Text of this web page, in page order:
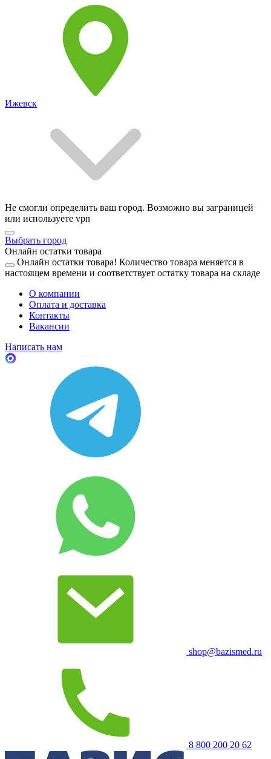
Ижевск
Не смогли определить ваш город. Возможно вы заграницей
или используете vpn
Выбрать город
Онлайн остатки товара
Онлайн остатки товара! Количество товара меняется в
настоящем времени и соответствует остатку товара на складе
О компании
Оплата и доставка
Контакты
Вакансии
Написать нам
shop@bazismed.ru
8 800 200 20 62